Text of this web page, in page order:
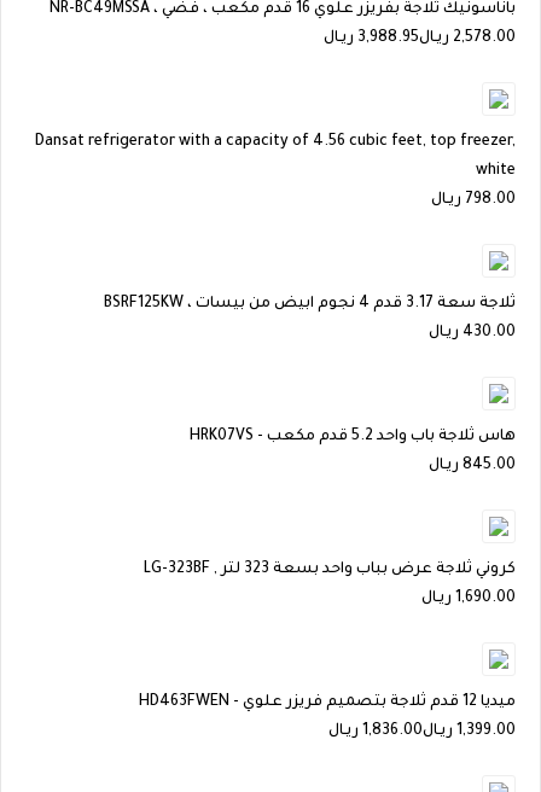
باناسونيك ثلاجة بفريزر علوي 16 قدم مكعب ، فضي ، NR-BC49MSSA
2,578.00 ريـال3,988.95 ريـال
Dansat refrigerator with a capacity of 4.56 cubic feet, top freezer,
white
798.00 ريـال
ثلاجة سعة 3.17 قدم 4 نجوم ابيض من بيسات ، BSRF125KW
430.00 ريـال
هاس ثلاجة باب واحد 5.2 قدم مكعب - HRK07VS
845.00 ريـال
كروني ثلاجة عرض بباب واحد بسعة 323 لتر , LG-323BF
1,690.00 ريـال
ميديا 12 قدم ثلاجة بتصميم فريزر علوي - HD463FWEN
1,399.00 ريـال1,836.00 ريـال